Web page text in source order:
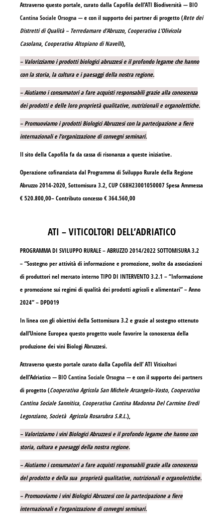
Attraverso questo portale, curato dalla Capofila dell’ATI Biodiversità —BIO
Cantina Sociale Orsogna — e con il supporto dei partner di progetto (Rete dei
Distretti di Qualità – Terredamare d’Abruzzo, Cooperativa L’Olivicola
Casolana, Cooperativa Altopiano di Navelli),
– Valorizziamo i prodotti biologici abruzzesi e il profondo legame che hanno
con la storia, la cultura e i paesaggi della nostra regione.
– Aiutiamo i consumatori a fare acquisti responsabili grazie alla conoscenza
dei prodotti e delle loro proprietà qualitative, nutrizionali e organolettiche.
– Promuoviamo i prodotti Biologici Abruzzesi con la partecipazione a fiere
internazionali e l’organizzazione di convegni seminari.
Il sito della Capofila fa da cassa di risonanza a queste iniziative.
Operazione cofinanziata dal Programma di Sviluppo Rurale della Regione
Abruzzo 2014-2020, Sottomisura 3.2, CUP C68H23001050007 Spesa Ammessa
€ 520.800,00– Contributo concesso € 364.560,00
ATI – VITICOLTORI DELL’ADRIATICO
PROGRAMMA DI SVILUPPO RURALE – ABRUZZO 2014/2022 SOTTOMISURA 3.2
– “Sostegno per attività di informazione e promozione, svolte da associazioni
di produttori nel mercato interno TIPO DI INTERVENTO 3.2.1 – “Informazione
e promozione sui regimi di qualità dei prodotti agricoli e alimentari” – Anno
2024” – DPD019
In linea con gli obiettivi della Sottomisura 3.2 e grazie al sostegno ottenuto
dall’Unione Europea questo progetto vuole favorire la conoscenza della
produzione dei vini Biologi Abruzzesi.
Attraverso questo portale curato dalla Capofila dell’ ATI Viticoltori
dell’Adriatico —BIO Cantina Sociale Orsogna — e con il supporto dei partners
di progetto (Cooperativa Agricola San Michele Arcangelo-Vasto, Cooperativa
Cantina Sociale Sannitica, Cooperativa Cantina Madonna Del Carmine Eredi
Legonziano, Società Agricola Rosarubra S.R.L.),
– Valorizziamo i vini Biologici Abruzzesi e il profondo legame che hanno con
storia, cultura e paesaggi della nostra regione.
– Aiutiamo i consumatori a fare acquisti responsabili grazie alla conoscenza
del prodotto e della sua proprietà qualitative, nutrizionali e organolettiche.
– Promuoviamo i vini Biologici Abruzzesi con la partecipazione a fiere
internazionali e l’organizzazione di convegni seminari.